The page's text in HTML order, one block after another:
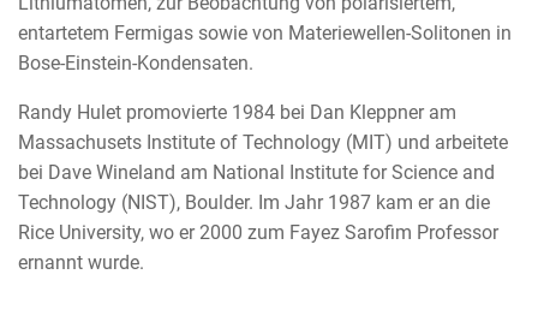
entartetem Fermigas sowie von Materiewellen-Solitonen in
Bose-Einstein-Kondensaten.
Randy Hulet promovierte 1984 bei Dan Kleppner am
Massachusets Institute of Technology (MIT) und arbeitete
bei Dave Wineland am National Institute for Science and
Technology (NIST), Boulder. Im Jahr 1987 kam er an die
Rice University, wo er 2000 zum Fayez Sarofim Professor
ernannt wurde.